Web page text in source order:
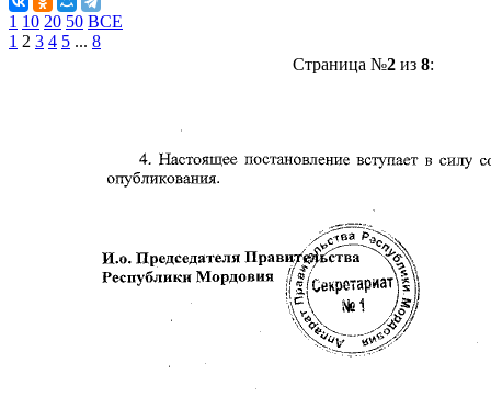
1 10 20 50 ВСЕ
1 2 3 4 5 ... 8
Страница №2из 8: